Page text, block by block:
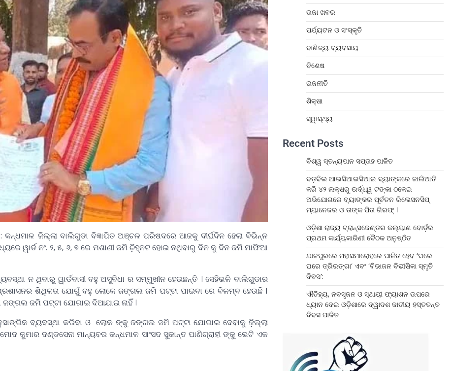
କନ୍ଧମାଳ ଜିଲ୍ଲା ବାଲିଗୁଡା ବିଜ୍ଞାପିତ ଅଞ୍ଚଳ ପରିଷଦରେ ଆଜକୁ ଦୀର୍ଘଦିନ ହେଲା ବିଭିନ୍ନ
ୱାର୍ଡ ନଂ. ୨, ୫, ୬, ୭ ରେ ମଶାଣୀ ଜମି ଚି଼ହ୍ନଟ ହୋଇ ନଥିବାରୁ ଦିନ କୁ ଦିନ ଜମି ମାଫିଆ
ନ ଥିବାରୁ ୱାର୍ଡବାସୀ ବହୁ ଅସୁବିଧା ର ସମ୍ମୁଖୀନ ହେଉଛନ୍ତି । ସେହିଭଳି ବାଲିଗୁଡାର
ଶିଥିଳତା ଯୋଗୁଁ ବହୁ ଲୋକେ ଜଙ୍ଗଲ ଜମି ପଟ୍ଟା ପାଇବା ରେ ବିଳମ୍ବ ହେଉଛି ।
ଜମି ପଟ୍ଟା ଯୋଗାଇ ଦିଆଯାଇ ନାହିଁ ।
ବ୍ୟବସ୍ଥା କରିବା ଓ ଲୋକ ଙ୍କୁ ଜଙ୍ଗଲ ଜମି ପଟ୍ଟା ଯୋଗାଇ ଦେବାକୁ ଜ଼ିଲ୍ଲା
କୁମାର ଦଣ୍ଡସେନା ମାନ୍ୟବର କନ୍ଧମାଳ ସାଂସଦ ସୁକାନ୍ତ ପାଣିଗ୍ରାହୀ ଙ୍କୁ ଭେଟି ଏକ
ତାଜା ଖବର
ପର୍ଯ୍ୟଟନ ଓ ସଂସ୍କୃତି
ବାଣିଜ୍ୟ ବ୍ୟବସାୟ
ବିଶେଷ
ରାଜନୀତି
ଶିକ୍ଷା
ସ୍ୱାସ୍ଥ୍ୟ
Recent Posts
ବିଶ୍ୱ ସ୍ତନ୍ୟପାନ ସପ୍ତାହ ପାଳିତ
ବଡ଼ବିଲ ଆଇସିଆଇସିଆଇ ବ୍ୟାଙ୍କରେ ଜାଲିଆତି
କରି ୪୨ ଲକ୍ଷରୁ ଉର୍ଦ୍ଧ୍ୱ ଟଙ୍କା ଠକେଇ
ଅଭିଯୋଗରେ ବ୍ୟାଙ୍କର ପୂର୍ବତନ ରିଲେସନସିପ୍
ମ୍ୟାନେଜର ଓ ତାଙ୍କ ପିତା ଗିରଫ୍ ।
ଓଡ଼ିଶା ରାଜ୍ୟ ଟ୍ରାନ୍ସଜେଣ୍ଡର କଲ୍ୟାଣ ବୋର୍ଡ଼ର
ପ୍ରଥମ କାର୍ଯ୍ୟକାରିଣୀ ବୈଠକ ଅନୁଷ୍ଠିତ
ଯାଜପୁରରେ ମହାସମାରୋହରେ ପାଳିତ ହେବ ‘ଘରେ
ଘରେ ତ୍ରିରଙ୍ଗା’ ଏବଂ ‘ବିଭାଜନ ବିଭୀଷିକା ସ୍ମୃତି
ଦିବସ’:
ଐତିହ୍ୟ, ନବସୃଜନ ଓ ସ୍ଥାୟୀ ଫ୍ୟାଶନ ଉପରେ
ଧ୍ୟାନ ଦେଇ ଓଡ଼ିଶାରେ ଦ୍ୱାଦଶ ଜାତୀୟ ହସ୍ତତନ୍ତ
ଦିବସ ପାଳିତ